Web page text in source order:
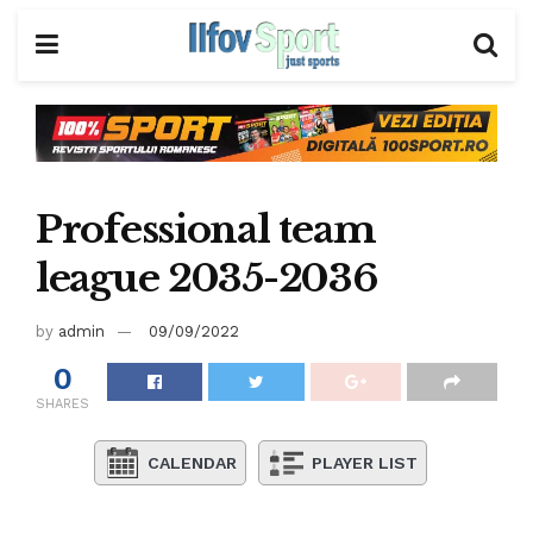
Professional team
league 2035-2036
by admin 09/09/2022
0
SHARES
CALENDAR PLAYER LIST